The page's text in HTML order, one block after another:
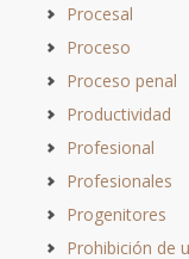
Procesal
Proceso
Proceso penal
Productividad
Profesional
Profesionales
Progenitores
Prohibición de